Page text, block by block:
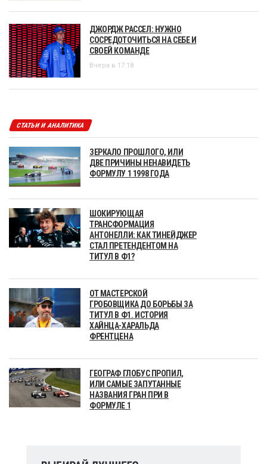
ДЖОРДЖ РАССЕЛ: НУЖНО
СОСРЕДОТОЧИТЬСЯ НА СЕБЕ И
СВОЕЙ КОМАНДЕ
Вчера в 17:18
СТАТЬИ И АНАЛИТИКА
ЗЕРКАЛО ПРОШЛОГО, ИЛИ
ДВЕ ПРИЧИНЫ НЕНАВИДЕТЬ
ФОРМУЛУ 1 1998 ГОДА
ШОКИРУЮЩАЯ
ТРАНСФОРМАЦИЯ
АНТОНЕЛЛИ: КАК ТИНЕЙДЖЕР
СТАЛ ПРЕТЕНДЕНТОМ НА
ТИТУЛ В Ф1?
ОТ МАСТЕРСКОЙ
ГРОБОВЩИКА ДО БОРЬБЫ ЗА
ТИТУЛ В Ф1. ИСТОРИЯ
ХАЙНЦА-ХАРАЛЬДА
ФРЕНТЦЕНА
ГЕОГРАФ ГЛОБУС ПРОПИЛ,
ИЛИ САМЫЕ ЗАПУТАННЫЕ
НАЗВАНИЯ ГРАН ПРИ В
ФОРМУЛЕ 1